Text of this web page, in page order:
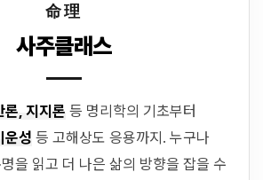
命理
사주클래스
론, 지지론 등 명리학의 기초부터
운성 등 고해상도 응용까지. 누구나
을 읽고 더 나은 삶의 방향을 잡을 수